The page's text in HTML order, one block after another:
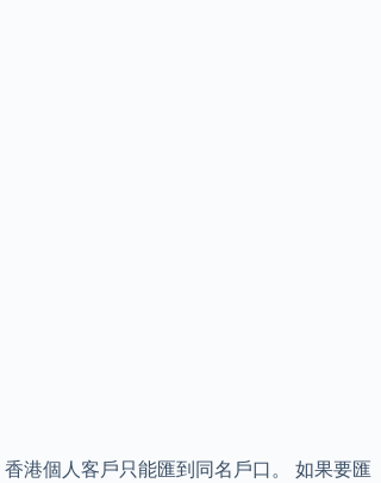
港個人客戶只能匯到同名戶口。 如果要匯